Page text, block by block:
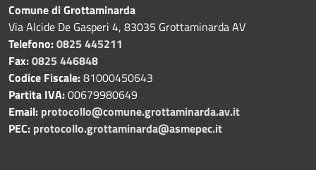
Comune di Grottaminarda
Via Alcide De Gasperi 4, 83035 Grottaminarda AV
Telefono:0825 445211
Fax:0825 446848
Codice Fiscale:81000450643
Partita IVA:00679980649
Email: protocollo@comune.grottaminarda.av.it
PEC: protocollo.grottaminarda@asmepec.it